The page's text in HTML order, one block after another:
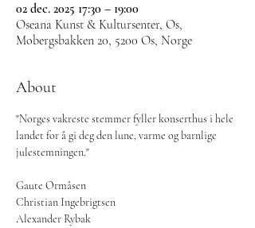
02 dec. 2025 17:30 – 19:00
Oseana Kunst & Kultursenter, Os,
Mobergsbakken 20, 5200 Os, Norge
About
"Norges vakreste stemmer fyller konserthus i hele
landet for å gi deg den lune, varme og barnlige
julestemningen."
Gaute Ormåsen
Christian Ingebrigtsen
Alexander Rybak